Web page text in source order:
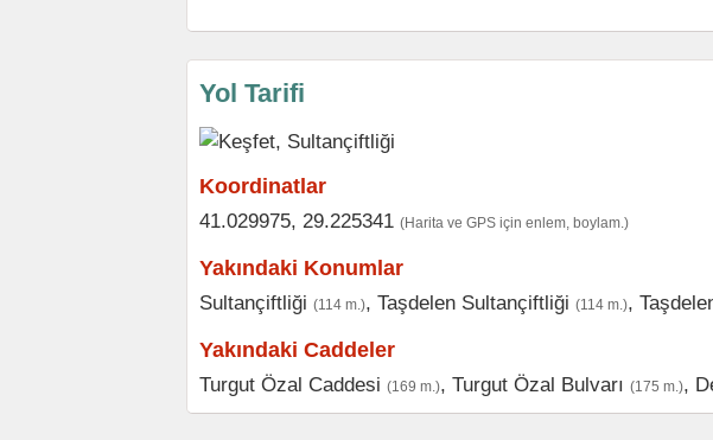
Yol Tarifi
Koordinatlar
41.029975, 29.225341 (Harita ve GPS için enlem, boylam.)
Yakındaki Konumlar
Sultançiftliği (114 m.), Taşdelen Sultançiftliği (114 m.),
Yakındaki Caddeler
Turgut Özal Caddesi (169 m.), Turgut Özal Bulvarı (175 m.),